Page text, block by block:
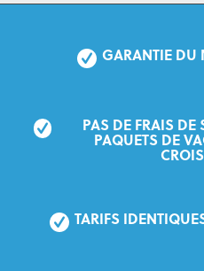
GARANTIE DU
PAS DE FRAIS DE
PAQUETS DE
TARIFS